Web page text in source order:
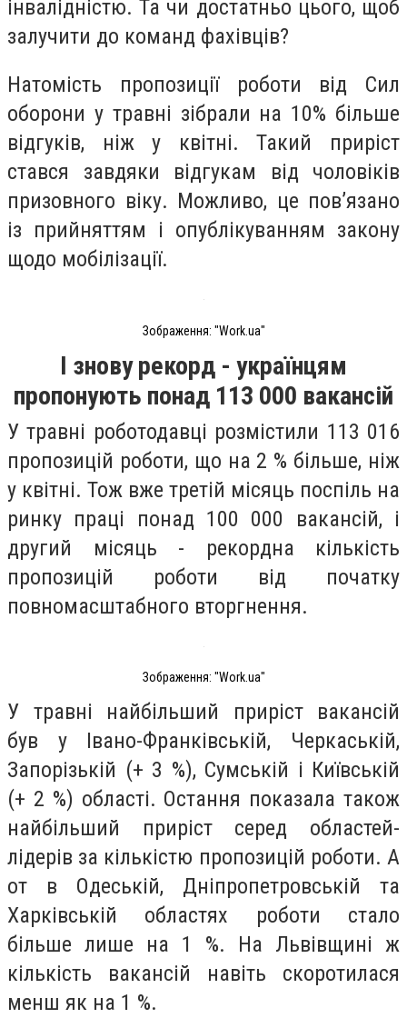
інвалідністю. Та чи достатньо цього, щоб
залучити до команд фахівців?
Натомість пропозиції роботи від Сил
оборони у травні зібрали на 10% більше
відгуків, ніж у квітні. Такий приріст
стався завдяки відгукам від чоловіків
призовного віку. Можливо, це повʼязано
із прийняттям і опублікуванням закону
щодо мобілізації.
Зображення: "Work.ua"
І знову рекорд - українцям
пропонують понад 113 000 вакансій
У травні роботодавці розмістили 113 016
пропозицій роботи, що на 2 % більше, ніж
у квітні. Тож вже третій місяць поспіль на
ринку праці понад 100 000 вакансій, і
другий місяць - рекордна кількість
пропозицій роботи від початку
повномасштабного вторгнення.
Зображення: "Work.ua"
У травні найбільший приріст вакансій
був у Івано-Франківській, Черкаській,
Запорізькій (+ 3 %), Сумській і Київській
(+ 2 %) області. Остання показала також
найбільший приріст серед областей-
лідерів за кількістю пропозицій роботи. А
от в Одеській, Дніпропетровській та
Харківській областях роботи стало
більше лише на 1 %. На Львівщині ж
кількість вакансій навіть скоротилася
менш як на 1 %.